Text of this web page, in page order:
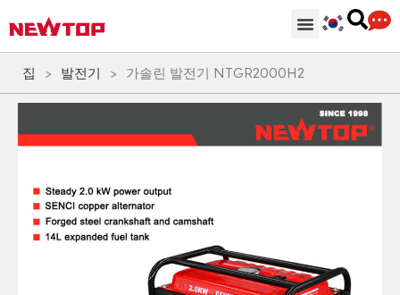
집 > 발전기 > 가솔린 발전기 NTGR2000H2